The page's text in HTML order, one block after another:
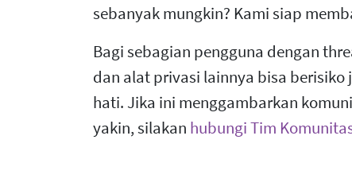
sebanyak mungkin? Kami siap
Bagi sebagian pengguna dengan
dan alat privasi lainnya bisa
hati. Jika ini menggambarkan
yakin, silakan hubungi Tim